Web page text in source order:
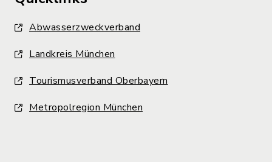
Abwasserzweckverband
Landkreis München
Tourismusverband Oberbayern
Metropolregion München